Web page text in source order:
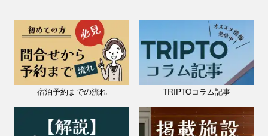
宿泊予約までの流れ TRIPTOコラム記事